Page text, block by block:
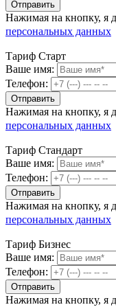
Нажимая на кнопку, я
персональных данных
Тариф Старт
Ваше имя:
Телефон:
Нажимая на кнопку, я
персональных данных
Тариф Стандарт
Ваше имя:
Телефон:
Нажимая на кнопку, я
персональных данных
Тариф Бизнес
Ваше имя:
Телефон:
Нажимая на кнопку, я